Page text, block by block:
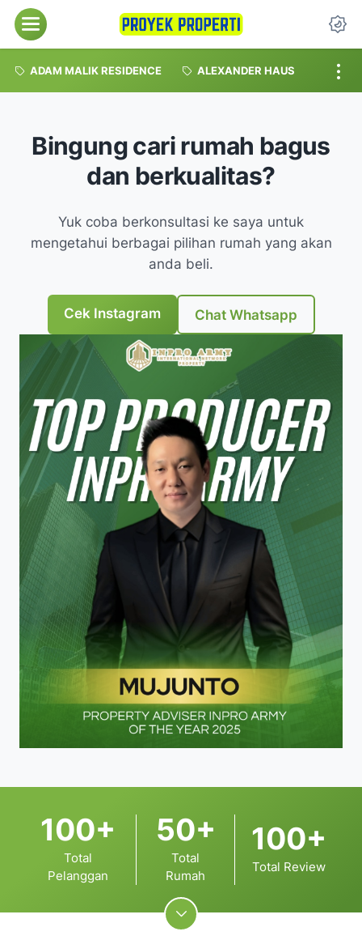
Menu
ADAM MALIK RESIDENCE ALEXANDER HAUS
Bingung cari rumah bagus
dan berkualitas?
Yuk coba berkonsultasi ke saya untuk
mengetahui berbagai pilihan rumah yang akan
anda beli.
Cek Instagram Chat Whatsapp
100+
Total
Pelanggan
50+
Total
Rumah
100+
Total Review